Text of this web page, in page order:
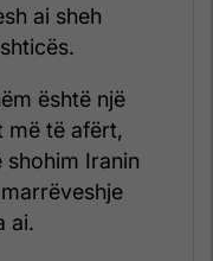
ai sheh
është një
më të afërt,
Iranin
ai.